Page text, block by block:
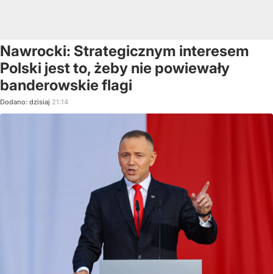
Nawrocki: Strategicznym interesem
Polski jest to, żeby nie powiewały
banderowskie flagi
Dodano: dzisiaj 21:14